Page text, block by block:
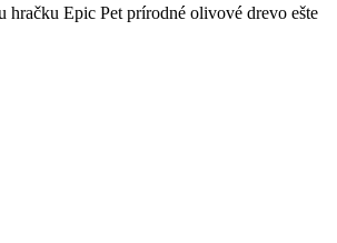
Epic Pet prírodné olivové drevo ešte